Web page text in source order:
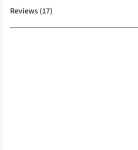
Reviews(17)